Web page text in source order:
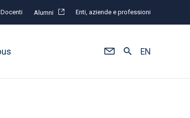
Docenti Alumni Enti, aziende e professioni
EN